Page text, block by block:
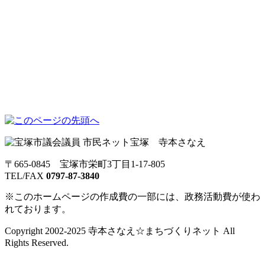
〒665-0845 宝塚市栄町3丁目1-17-805
TEL/FAX 0797-87-3840
※このホームページの作成費の一部には、政務活動費が使わ
れております。
Copyright 2002-2025 寺本さなえ☆まちづくりネット All
Rights Reserved.